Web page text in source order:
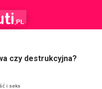
czy destrukcyjna?
i seks